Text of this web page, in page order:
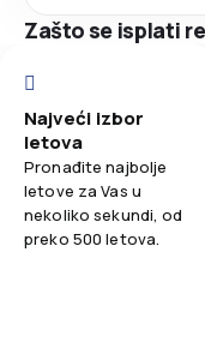
Zašto se isplati
Najveći izbor
letova
Pronađite najbolje
letove za Vas u
nekoliko sekundi, od
preko 500 letova.